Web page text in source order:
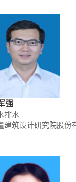
强
排水
建筑设计研究院股份